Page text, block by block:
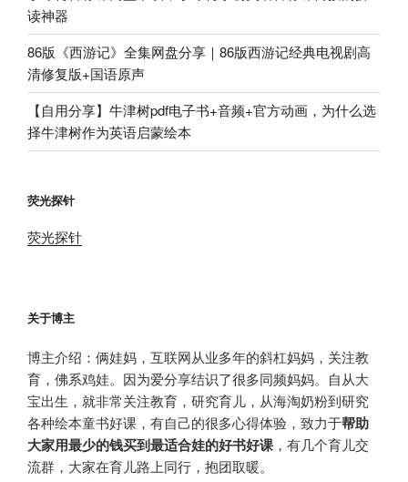
读神器
86版《西游记》全集网盘分享｜86版西游记经典电视剧高
清修复版+国语原声
【自用分享】牛津树pdf电子书+音频+官方动画，为什么选
择牛津树作为英语启蒙绘本
荧光探针
荧光探针
关于博主
博主介绍：俩娃妈，互联网从业多年的斜杠妈妈，关注教
育，佛系鸡娃。因为爱分享结识了很多同频妈妈。自从大
宝出生，就非常关注教育，研究育儿，从海淘奶粉到研究
各种绘本童书好课，有自己的很多心得体验，致力于帮助
大家用最少的钱买到最适合娃的好书好课 ，有几个育儿交
流群，大家在育儿路上同行，抱团取暖。